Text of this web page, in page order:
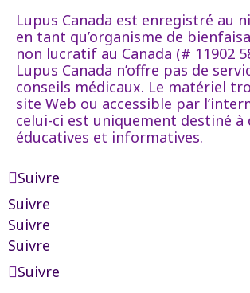
Lupus Canada est enregistré au
en tant qu’organisme de
non lucratif au Canada (# 11902
Lupus Canada n’offre pas de
conseils médicaux. Le matériel
site Web ou accessible par
celui-ci est uniquement destiné à
éducatives et informatives.
Suivre
Suivre
Suivre
Suivre
Suivre